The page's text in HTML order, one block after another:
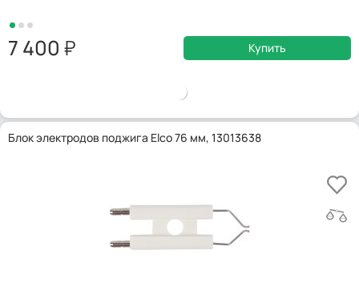
7 400 Купить
Блок электродов поджига Elco 76 мм, 13013638